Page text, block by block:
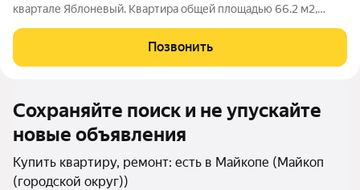
квартале Яблоневый. Квартира общей площадью 66.2 м2,
10м2. Раздельный санузел.Качественный ремонт: Вам не
придется тратить время и средства
Позвонить
Сохраняйте поиск и не упускайте
новые объявления
Купить квартиру, ремонт: есть в Майкопе (Майкоп
(городской округ))